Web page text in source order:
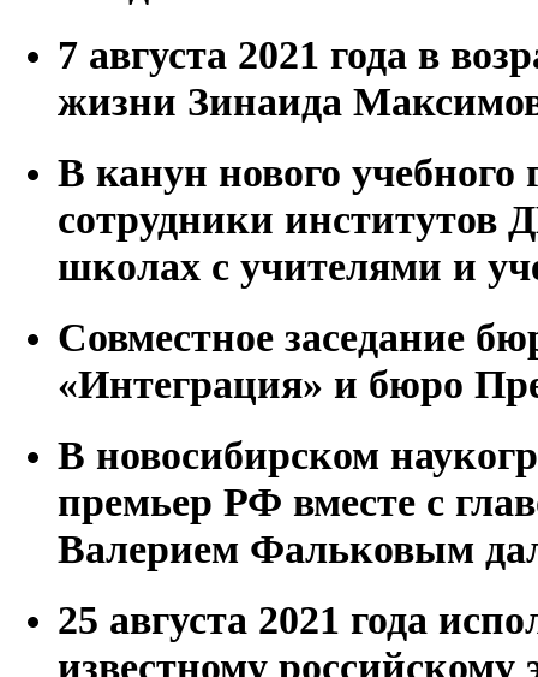
7 августа 2021 года в
жизни Зинаида
В канун нового учебного
сотрудники институтов
школах с учителями и
Совместное заседание
«Интеграция» и бюро
В новосибирском
премьер РФ вместе с
Валерием Фальковым
25 августа 2021 года
известному